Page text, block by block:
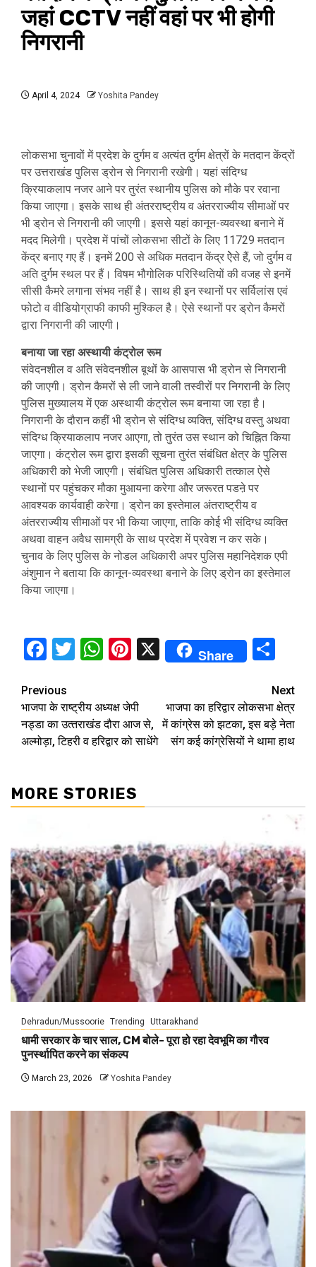
जहां CCTV नहीं वहां पर भी होगी
निगरानी
April 4, 2024 Yoshita Pandey
लोकसभा चुनावों में प्रदेश के दुर्गम व अत्यंत दुर्गम क्षेत्रों के मतदान केंद्रों
पर उत्तराखंड पुलिस ड्रोन से निगरानी रखेगी। यहां संदिग्ध
क्रियाकलाप नजर आने पर तुरंत स्थानीय पुलिस को मौके पर रवाना
किया जाएगा। इसके साथ ही अंतरराष्ट्रीय व अंतरराज्यीय सीमाओं पर
भी ड्रोन से निगरानी की जाएगी। इससे यहां कानून-व्यवस्था बनाने में
मदद मिलेगी। प्रदेश में पांचों लोकसभा सीटों के लिए 11729 मतदान
केंद्र बनाए गए हैं। इनमें 200 से अधिक मतदान केंद्र ऐेसे हैं, जो दुर्गम व
अति दुर्गम स्थल पर हैं। विषम भौगोलिक परिस्थितियों की वजह से इनमें
सीसी कैमरे लगाना संभव नहीं है। साथ ही इन स्थानों पर सर्विलांस एवं
फोटो व वीडियोग्राफी काफी मुश्किल है। ऐसे स्थानों पर ड्रोन कैमरों
द्वारा निगरानी की जाएगी।
बनाया जा रहा अस्थायी कंट्रोल रूम
संवेदनशील व अति संवेदनशील बूथों के आसपास भी ड्रोन से निगरानी
की जाएगी। ड्रोन कैमरों से ली जाने वाली तस्वीरों पर निगरानी के लिए
पुलिस मुख्यालय में एक अस्थायी कंट्रोल रूम बनाया जा रहा है।
निगरानी के दौरान कहीं भी ड्रोन से संदिग्ध व्यक्ति, संदिग्ध वस्तु अथवा
संदिग्ध क्रियाकलाप नजर आएगा, तो तुरंत उस स्थान को चिह्नित किया
जाएगा। कंट्रोल रूम द्वारा इसकी सूचना तुरंत संबंधित क्षेत्र के पुलिस
अधिकारी को भेजी जाएगी। संबंधित पुलिस अधिकारी तत्काल ऐसे
स्थानों पर पहुंचकर मौका मुआयना करेगा और जरूरत पडऩे पर
आवश्यक कार्यवाही करेगा। ड्रोन का इस्तेमाल अंतराष्ट्रीय व
अंतरराज्यीय सीमाओं पर भी किया जाएगा, ताकि कोई भी संदिग्ध व्यक्ति
अथवा वाहन अवैध सामग्री के साथ प्रदेश में प्रवेश न कर सके।
चुनाव के लिए पुलिस के नोडल अधिकारी अपर पुलिस महानिदेशक एपी
अंशुमान ने बताया कि कानून-व्यवस्था बनाने के लिए ड्रोन का इस्तेमाल
किया जाएगा।
Facebook
Twitter
WhatsApp
Pinterest
X Share
Continue
Reading
Previous
भाजपा के राष्ट्रीय अध्यक्ष जेपी
नड्डा का उत्‍तराखंड दौरा आज से,
अल्मोड़ा, टिहरी व हरिद्वार को साधेंगे
Next
भाजपा का हरिद्वार लोकसभा क्षेत्र
में कांग्रेस को झटका, इस बड़े नेता
संग कई कांग्रेसियों ने थामा हाथ
MORE STORIES
Dehradun/Mussoorie Trending Uttarakhand
धामी सरकार के चार साल, CM बोले- पूरा हो रहा देवभूमि का गौरव
पुनर्स्थापित करने का संकल्प
March 23, 2026 Yoshita Pandey